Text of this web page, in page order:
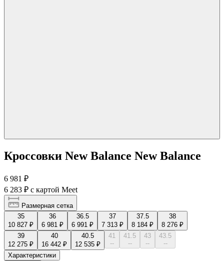
Кроссовки New Balance New Balance
6 981 ₽
6 283 ₽ с картой Meet
Размерная сетка
35
10 827 ₽
36
6 981 ₽
36.5
6 991 ₽
37
7 313 ₽
37.5
8 184 ₽
38
8 276 ₽
39
12 275 ₽
40
16 442 ₽
40.5
12 535 ₽
41
--
41.5
--
43
--
43.5
--
Характеристики